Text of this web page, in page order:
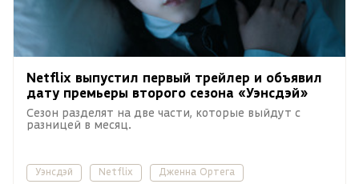
Netflix выпустил первый трейлер и объявил
дату премьеры второго сезона «Уэнсдэй»
Сезон разделят на две части, которые выйдут с
разницей в месяц.
Уэнсдэй Netflix Дженна Ортега